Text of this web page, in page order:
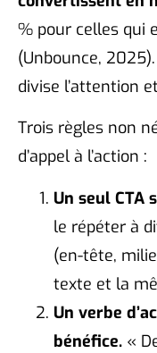
% pour celles qui
(Unbounce,
divise l’attention
Trois règles non
d’appel à l’action :
Un seul CTA
le répéter à
(en-tête,
texte et la
Un verbe
bénéfice. «